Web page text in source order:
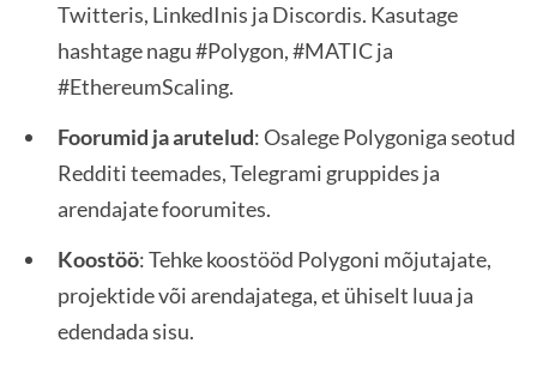
Twitteris, LinkedInis ja Discordis. Kasutage
hashtage nagu #Polygon, #MATIC ja
#EthereumScaling.
Foorumid ja arutelud: Osalege Polygoniga seotud
Redditi teemades, Telegrami gruppides ja
arendajate foorumites.
Koostöö: Tehke koostööd Polygoni mõjutajate,
projektide või arendajatega, et ühiselt luua ja
edendada sisu.